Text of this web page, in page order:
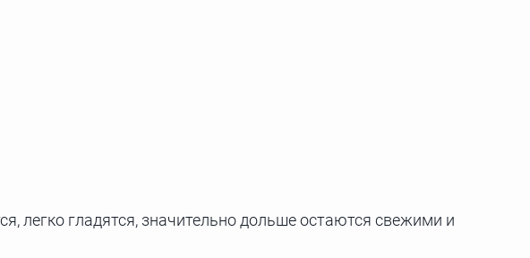
легко гладятся, значительно дольше остаются свежими и